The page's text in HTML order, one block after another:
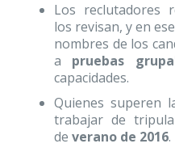
Los reclutadores
los revisan, y en
nombres de los
a pruebas
capacidades.
Quienes superen
trabajar de
de verano de 2016.